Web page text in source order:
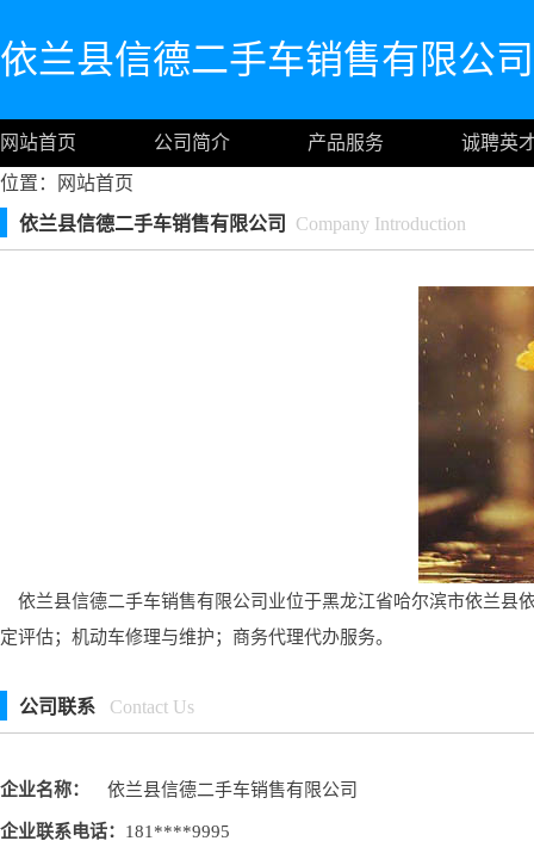
依兰县信德二手车销售有限公司
网站首页 公司简介 产品服务
诚聘英
位置：
网站首页
依兰县信德二手车销售有限公司
Company Introduction
依兰县信德二手车销售有限公司业位于黑龙江省哈尔滨市依兰县
定评估；机动车修理与维护；商务代理代办服务。
公司联系 Contact Us
企业名称： 依兰县信德二手车销售有限公司
企业联系电话： 181****9995